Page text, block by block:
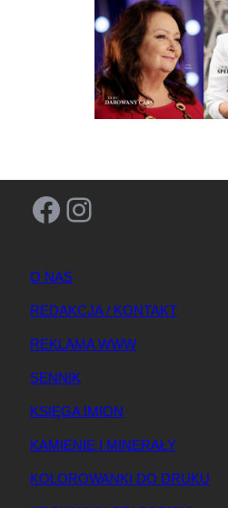
Facebook Instagram
O NAS
REDAKCJA / KONTAKT
REKLAMA WWW
SENNIK
KSIĘGA IMION
KAMIENIE I MINERAŁY
KOLOROWANKI DO DRUKU